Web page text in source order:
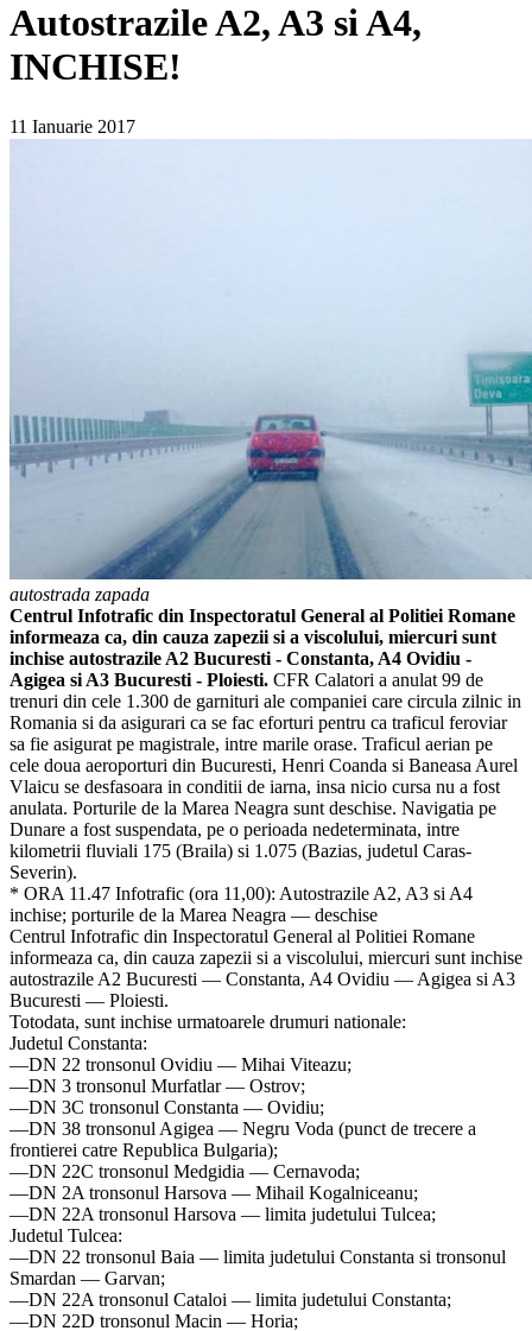
Autostrazile A2, A3 si A4,
INCHISE!
11 Ianuarie 2017
autostrada zapada
Centrul Infotrafic din Inspectoratul General al Politiei Romane
informeaza ca, din cauza zapezii si a viscolului, miercuri sunt
inchise autostrazile A2 Bucuresti - Constanta, A4 Ovidiu -
Agigea si A3 Bucuresti - Ploiesti. CFR Calatori a anulat 99 de
trenuri din cele 1.300 de garnituri ale companiei care circula zilnic in
Romania si da asigurari ca se fac eforturi pentru ca traficul feroviar
sa fie asigurat pe magistrale, intre marile orase. Traficul aerian pe
cele doua aeroporturi din Bucuresti, Henri Coanda si Baneasa Aurel
Vlaicu se desfasoara in conditii de iarna, insa nicio cursa nu a fost
anulata. Porturile de la Marea Neagra sunt deschise. Navigatia pe
Dunare a fost suspendata, pe o perioada nedeterminata, intre
kilometrii fluviali 175 (Braila) si 1.075 (Bazias, judetul Caras-
Severin).
* ORA 11.47 Infotrafic (ora 11,00): Autostrazile A2, A3 si A4
inchise; porturile de la Marea Neagra — deschise
Centrul Infotrafic din Inspectoratul General al Politiei Romane
informeaza ca, din cauza zapezii si a viscolului, miercuri sunt inchise
autostrazile A2 Bucuresti — Constanta, A4 Ovidiu — Agigea si A3
Bucuresti — Ploiesti.
Totodata, sunt inchise urmatoarele drumuri nationale:
Judetul Constanta:
—DN 22 tronsonul Ovidiu — Mihai Viteazu;
—DN 3 tronsonul Murfatlar — Ostrov;
—DN 3C tronsonul Constanta — Ovidiu;
—DN 38 tronsonul Agigea — Negru Voda (punct de trecere a
frontierei catre Republica Bulgaria);
—DN 22C tronsonul Medgidia — Cernavoda;
—DN 2A tronsonul Harsova — Mihail Kogalniceanu;
—DN 22A tronsonul Harsova — limita judetului Tulcea;
Judetul Tulcea:
—DN 22 tronsonul Baia — limita judetului Constanta si tronsonul
Smardan — Garvan;
—DN 22A tronsonul Cataloi — limita judetului Constanta;
—DN 22D tronsonul Macin — Horia;